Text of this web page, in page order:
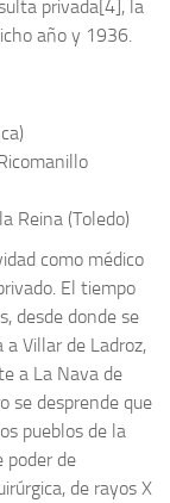
privada[4], la
año y 1936.
Reina (Toledo)
como médico
El tiempo
desde donde se
a Villar de Ladroz,
a La Nava de
se desprende que
pueblos de la
poder de
de rayos X